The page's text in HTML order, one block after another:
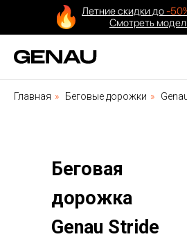
Летние скидки до-
Смотреть
Главная » Беговые дорожки »
Беговая
дорожка
Genau Stride